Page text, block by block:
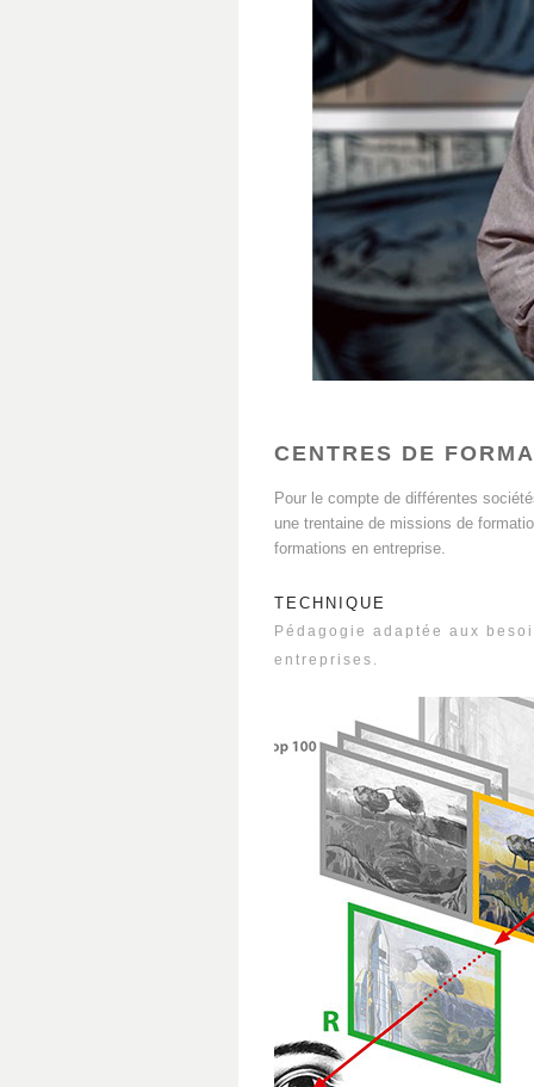
CENTRES DE
Pour le compte de différentes
une trentaine de missions de
formations en entreprise.
TECHNIQUE
Pédagogie adaptée aux
entreprises.